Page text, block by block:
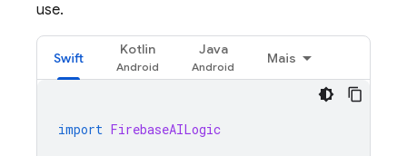
use.
Swift
Kotlin Java
Mais
import FirebaseAILogic